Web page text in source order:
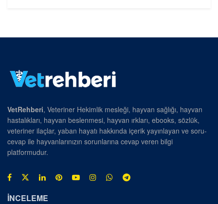
VetRehberi, Veteriner Hekimlik mesleği, hayvan sağlığı, hayvan
hastalıkları, hayvan beslenmesi, hayvan ırkları, ebooks, sözlük,
veteriner ilaçlar, yaban hayatı hakkında içerik yayınlayan ve soru-
cevap ile hayvanlarınızın sorunlarına cevap veren bilgi
platformudur.
İNCELEME